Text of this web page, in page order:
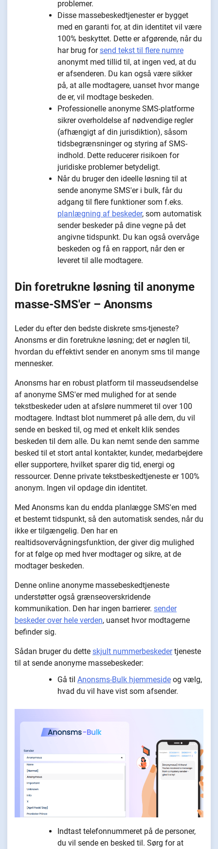
problemer.
Disse massebeskedtjenester er bygget
med en garanti for, at din identitet vil være
100% beskyttet. Dette er afgørende, når du
har brug forsend tekst til flere numre
anonymt med tillid til, at ingen ved, at du
er afsenderen. Du kan også være sikker
på, at alle modtagere, uanset hvor mange
de er, vil modtage beskeden.
Professionelle anonyme SMS-platforme
sikrer overholdelse af nødvendige regler
(afhængigt af din jurisdiktion), såsom
tidsbegrænsninger og styring af SMS-
indhold. Dette reducerer risikoen for
juridiske problemer betydeligt.
Når du bruger den ideelle løsning til at
sende anonyme SMS'er i bulk, får du
adgang til flere funktioner som f.eks.
planlægning af beskeder, som automatisk
sender beskeder på dine vegne på det
angivne tidspunkt. Du kan også overvåge
beskeden og få en rapport, når den er
leveret til alle modtagere.
Din foretrukne løsning til anonyme
masse-SMS'er – Anonsms
Leder du efter den bedste diskrete sms-tjeneste?
Anonsms er din foretrukne løsning; det er nøglen til,
hvordan du effektivt sender en anonym sms til mange
mennesker.
Anonsms har en robust platform til masseudsendelse
af anonyme SMS'er med mulighed for at sende
tekstbeskeder uden at afsløre nummeret til over 100
modtagere. Indtast blot nummeret på alle dem, du vil
sende en besked til, og med et enkelt klik sendes
beskeden til dem alle. Du kan nemt sende den samme
besked til et stort antal kontakter, kunder, medarbejdere
eller supportere, hvilket sparer dig tid, energi og
ressourcer. Denne private tekstbeskedtjeneste er 100%
anonym. Ingen vil opdage din identitet.
Med Anonsms kan du endda planlægge SMS'en med
et bestemt tidspunkt, så den automatisk sendes, når du
ikke er tilgængelig. Den har en
realtidsovervågningsfunktion, der giver dig mulighed
for at følge op med hver modtager og sikre, at de
modtager beskeden.
Denne online anonyme massebeskedtjeneste
understøtter også grænseoverskridende
kommunikation. Den har ingen barrierer. sender
beskeder over hele verden, uanset hvor modtagerne
befinder sig.
Sådan bruger du dette skjult nummerbeskedertjeneste
til at sende anonyme massebeskeder:
Gå til Anonsms-Bulk hjemmeside og vælg,
hvad du vil have vist som afsender.
Indtast telefonnummeret på de personer,
du vil sende en besked til. Sørg for at